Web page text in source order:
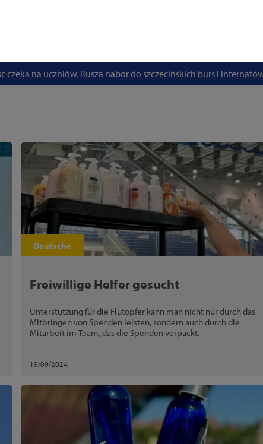
50 lat i otwiera się dla mieszkańców
już działa. Rowery miejskie dostępne przy Pętli Ludowej
Deutsche
Freiwillige Helfer gesucht
Unterstützung für die Flutopfer kann man nicht nur durch das
Mitbringen von Spenden leisten, sondern auch durch die
Mitarbeit im Team, das die Spenden verpackt.
19/09/2024